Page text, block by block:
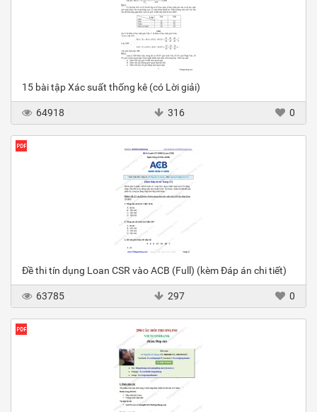
15 bài tập Xác suất thống kê (có Lời giải)
64918 316 0
Đề thi tín dụng Loan CSR vào ACB (Full) (kèm Đáp án chi tiết)
63785 297 0